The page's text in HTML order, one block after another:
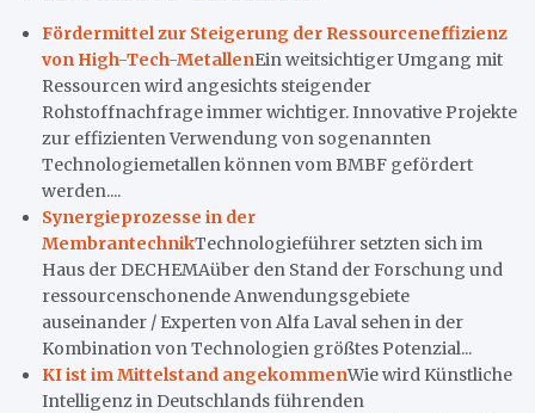
Fördermittel zur Steigerung der Ressourceneffizienz
von High-Tech-MetallenEin weitsichtiger Umgang mit
Ressourcen wird angesichts steigender
Rohstoffnachfrage immer wichtiger. Innovative Projekte
zur effizienten Verwendung von sogenannten
Technologiemetallen können vom BMBF gefördert
werden....
Synergieprozesse in der
MembrantechnikTechnologieführer setzten sich im
Haus der DECHEMAüber den Stand der Forschung und
ressourcenschonende Anwendungsgebiete
auseinander / Experten von Alfa Laval sehen in der
Kombination von Technologien größtes Potenzial...
KI ist im Mittelstand angekommenWie wird Künstliche
Intelligenz in Deutschlands führenden